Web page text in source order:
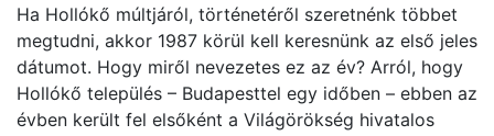
Ha Hollókő múltjáról, történetéről szeretnénk többet
megtudni, akkor 1987 körül kell keresnünk az első jeles
dátumot. Hogy miről nevezetes ez az év? Arról, hogy
Hollókő település – Budapesttel egy időben – ebben az
évben került fel elsőként a Világörökség hivatalos